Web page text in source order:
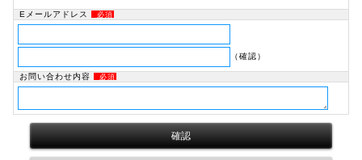
Eメールアドレス 必須
（確認）
お問い合わせ内容 必須